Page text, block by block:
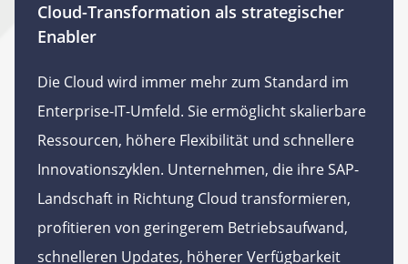
Cloud-Transformation als strategischer
Enabler
Die Cloud wird immer mehr zum Standard im
Enterprise-IT-Umfeld. Sie ermöglicht skalierbare
Ressourcen, höhere Flexibilität und schnellere
Innovationszyklen. Unternehmen, die ihre SAP-
Landschaft in Richtung Cloud transformieren,
profitieren von geringerem Betriebsaufwand,
schnelleren Updates, höherer Verfügbarkeit